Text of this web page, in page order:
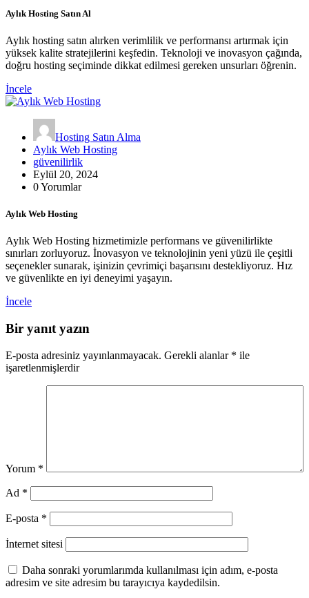
Aylık Hosting Satın Al
Aylık hosting satın alırken verimlilik ve performansı artırmak için
yüksek kalite stratejilerini keşfedin. Teknoloji ve inovasyon çağında,
doğru hosting seçiminde dikkat edilmesi gereken unsurları öğrenin.
İncele
Hosting Satın Alma
Aylık Web Hosting
güvenilirlik
Eylül 20, 2024
0 Yorumlar
Aylık Web Hosting
Aylık Web Hosting hizmetimizle performans ve güvenilirlikte
sınırları zorluyoruz. İnovasyon ve teknolojinin yeni yüzü ile çeşitli
seçenekler sunarak, işinizin çevrimiçi başarısını destekliyoruz. Hız
ve güvenlikte en iyi deneyimi yaşayın.
İncele
Bir yanıt yazın
E-posta adresiniz yayınlanmayacak. Gerekli alanlar * ile
işaretlenmişlerdir
Yorum *
Ad *
E-posta *
İnternet sitesi
Daha sonraki yorumlarımda kullanılması için adım, e-posta
adresim ve site adresim bu tarayıcıya kaydedilsin.